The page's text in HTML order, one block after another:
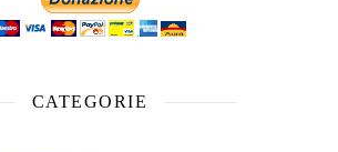
CATEGORIE